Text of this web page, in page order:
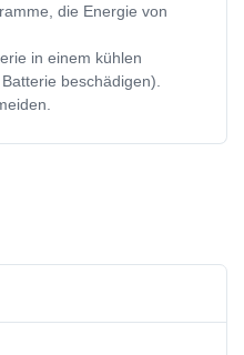
die Energie von
in einem kühlen
beschädigen).